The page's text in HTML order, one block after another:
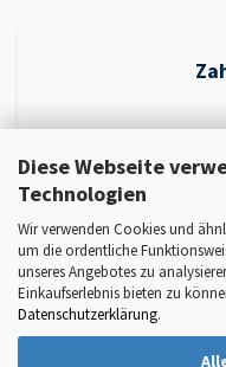
Diese Webseite
Technologien
Wir verwenden Cookies und
um die ordentliche
unseres Angebotes zu
Einkaufserlebnis bieten zu
Datenschutzerklärung.